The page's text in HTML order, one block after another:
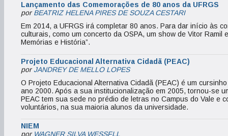
Lançamento das Comemorações de 80 anos da UFRGS
porBEATRIZ HELENA PIRES DE SOUZA CESTARI
Em 2014, a UFRGS irá completar 80 anos. Para dar início às
culturais, como um concerto da OSPA, um show de Vitor Ramil
Memórias e História”.
Projeto Educacional Alternativa Cidadã (PEAC)
porJANDREY DE MELLO LOPES
O Projeto Educacional Alternativa Cidadã (PEAC) é um
ano 2000. Após a sua institucionalização em 2005, tornou-se
PEAC tem sua sede no prédio de letras no Campus do Vale e
voluntários, na sua maioria alunos da universidade.
NIEM
por WAGNER SILVA WESSFLL